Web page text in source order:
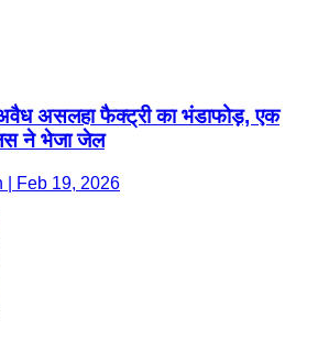
असलहा फैक्ट्री का भंडाफोड़, एक
ने भेजा जेल
| Feb 19, 2026